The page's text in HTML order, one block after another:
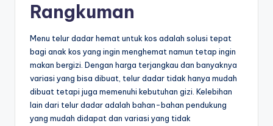
Rangkuman
Menu telur dadar hemat untuk kos adalah solusi tepat
bagi anak kos yang ingin menghemat namun tetap ingin
makan bergizi. Dengan harga terjangkau dan banyaknya
variasi yang bisa dibuat, telur dadar tidak hanya mudah
dibuat tetapi juga memenuhi kebutuhan gizi. Kelebihan
lain dari telur dadar adalah bahan-bahan pendukung
yang mudah didapat dan variasi yang tidak